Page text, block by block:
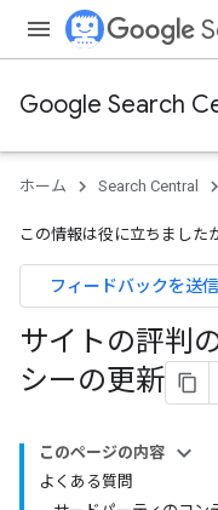
Google Search
ホーム Search Central
この情報は役に立ちました
フィードバックを送信
サイトの評判
シーの更新
このページの内容
よくある質問